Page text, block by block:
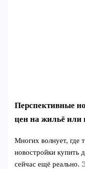
Перспективные
цен на жильё или
Многих волнует, где
новостройки купить
сейчас ещё реально.